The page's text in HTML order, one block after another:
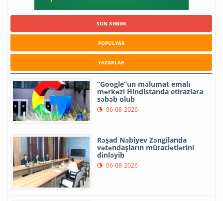
SON XƏBƏR
POPULYAR
YAZARLAR
“Google”un məlumat emalı
mərkəzi Hindistanda etirazlara
səbəb olub
06-08-2026
Rəşad Nəbiyev Zəngilanda
vətəndaşların müraciətlərini
dinləyib
06-08-2026